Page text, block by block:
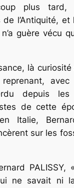
plus tard,
de l’Antiquité, et
guère vécu
là
depuis les
de cette
Italie,
sur les
PALISSY,
ne savait ni